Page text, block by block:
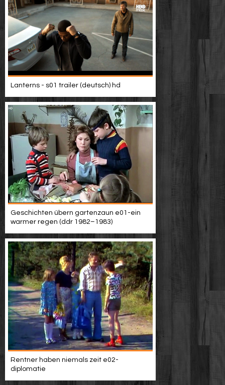
Lanterns - s01 trailer (deutsch) hd
Geschichten übern gartenzaun e01-ein
warmer regen (ddr 1982–1983)
Rentner haben niemals zeit e02-
diplomatie